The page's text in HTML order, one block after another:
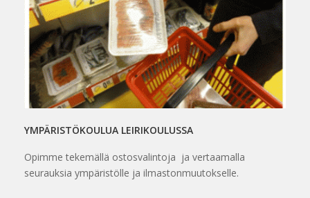
YMPÄRISTÖKOULUA LEIRIKOULUSSA
Opimme tekemällä ostosvalintoja ja vertaamalla
seurauksia ympäristölle ja ilmastonmuutokselle.